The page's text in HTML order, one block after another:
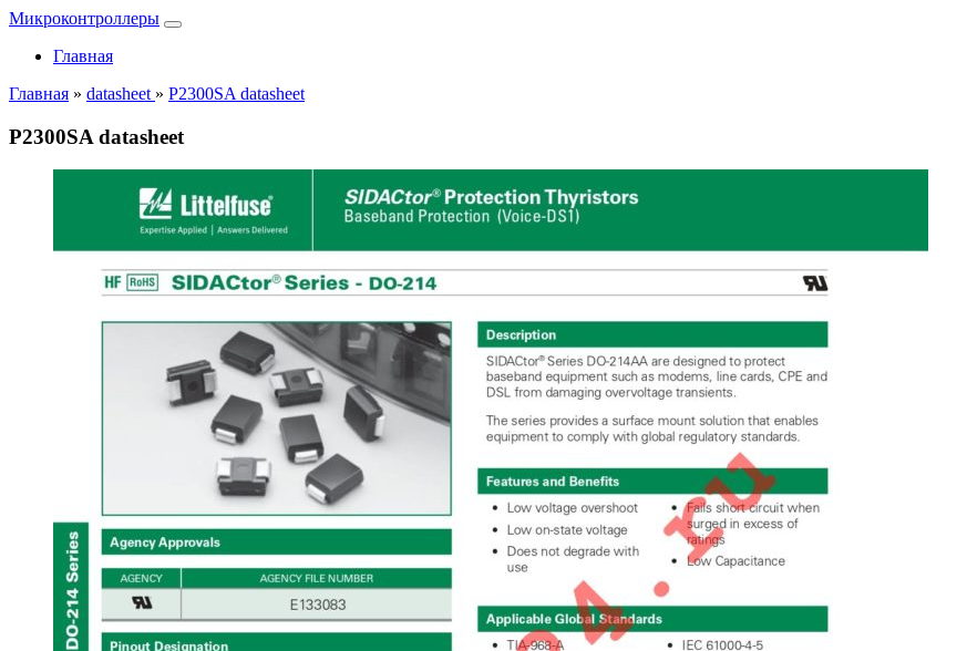
Микроконтроллеры
Главная
Главная » datasheet » P2300SA datasheet
P2300SA datasheet